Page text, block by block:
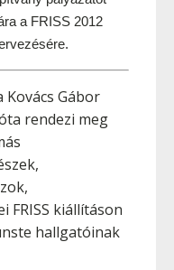
a FRISS 2012
Gábor
rendezi meg
FRISS kiállításon
hallgatóinak